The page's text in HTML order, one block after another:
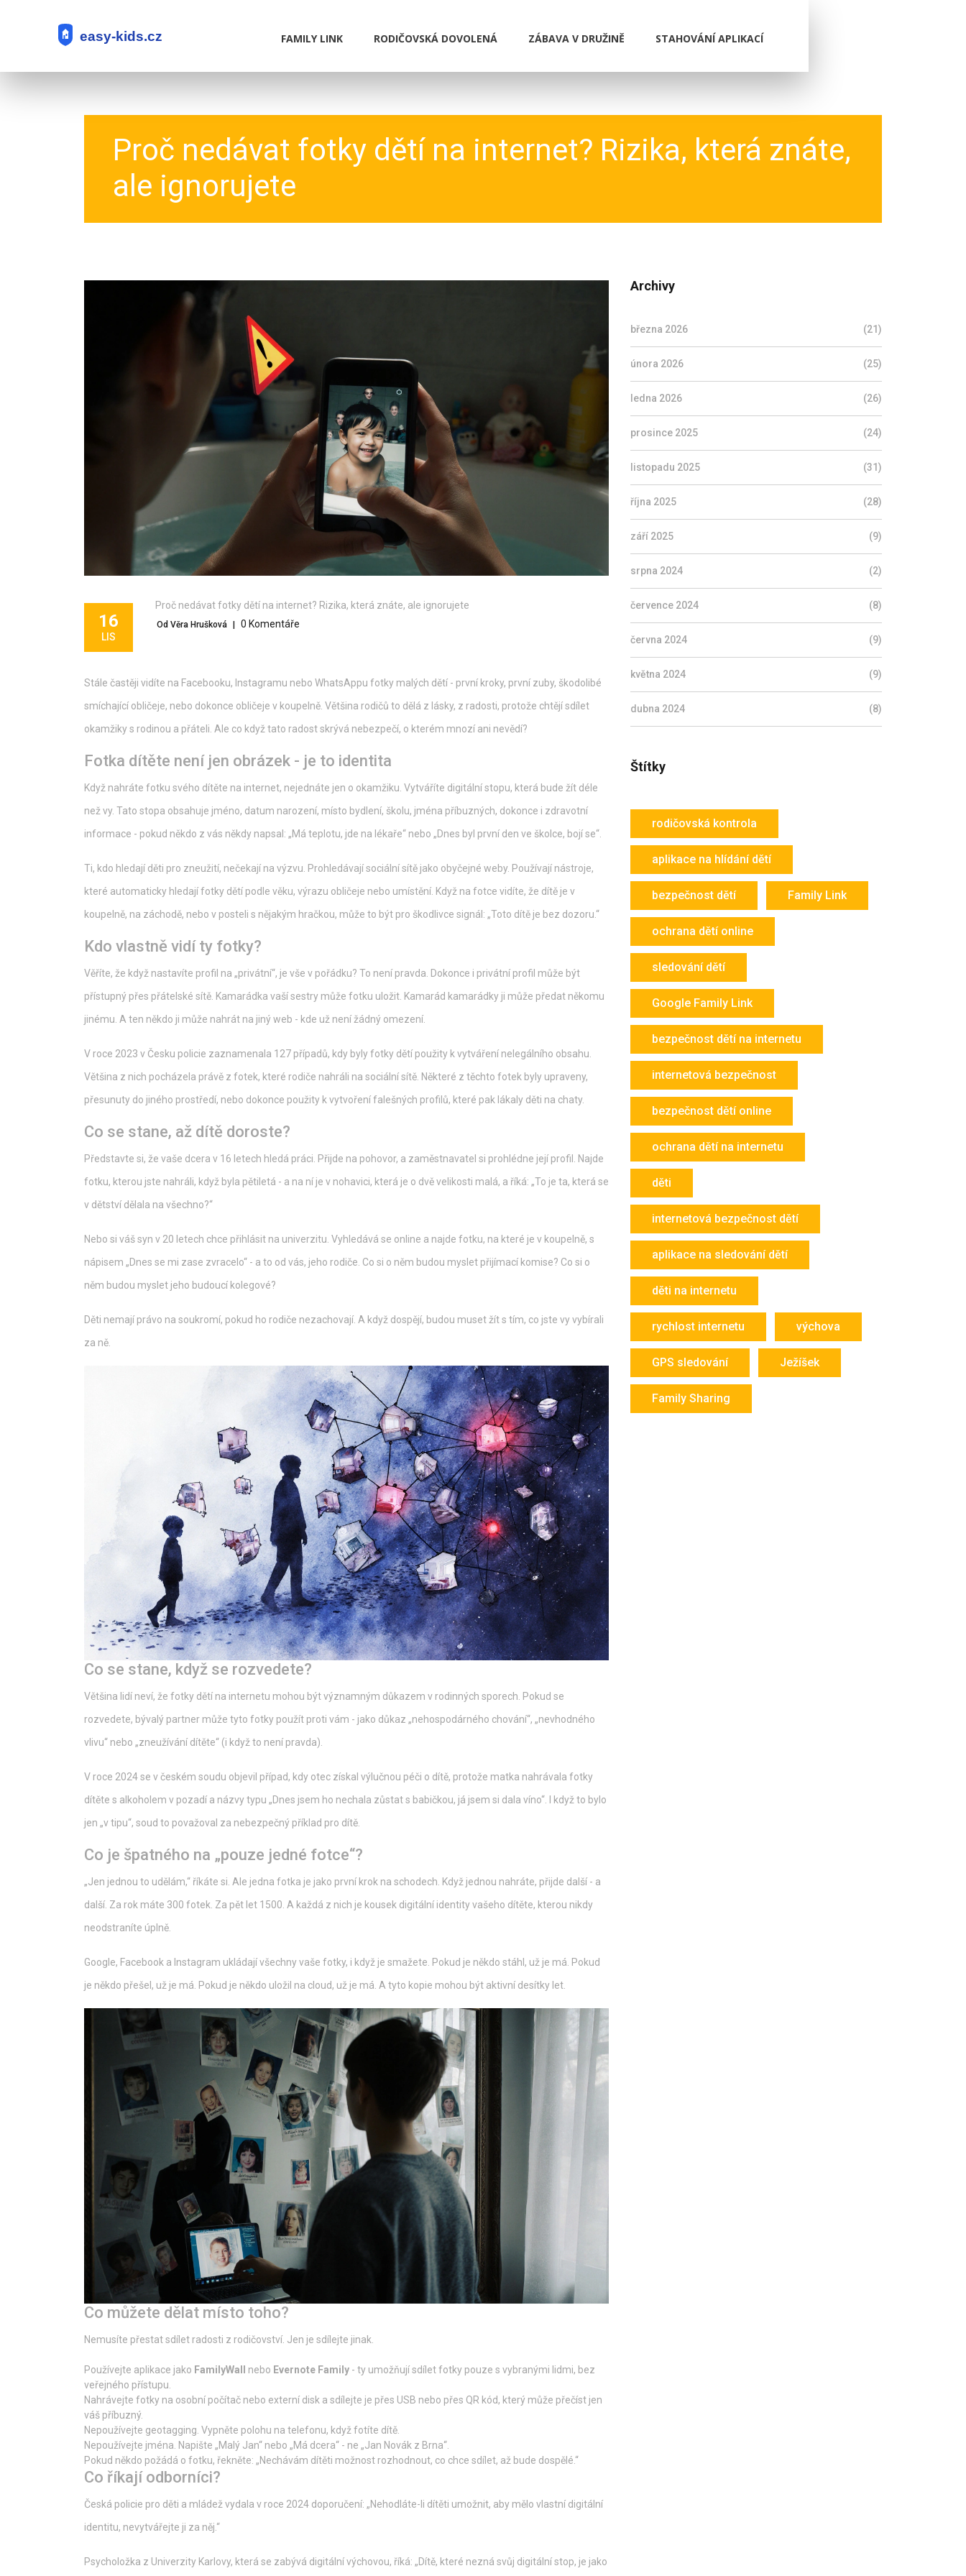
FAMILY LINK RODIČOVSKÁ DOVOLENÁ ZÁBAVA V DRUŽINĚ STAHOVÁNÍ APLIKACÍ
Proč nedávat fotky dětí na internet? Rizika, která znáte,
ale ignorujete
16
LIS
Proč nedávat fotky dětí na internet? Rizika, která znáte, ale ignorujete
Od Věra Hrušková | 0 Komentáře
Stále častěji vidíte na Facebooku, Instagramu nebo WhatsAppu fotky malých dětí - první kroky, první zuby, škodolibé
smíchající obličeje, nebo dokonce obličeje v koupelně. Většina rodičů to dělá z lásky, z radosti, protože chtějí sdílet
okamžiky s rodinou a přáteli. Ale co když tato radost skrývá nebezpečí, o kterém mnozí ani nevědí?
Fotka dítěte není jen obrázek - je to identita
Když nahráte fotku svého dítěte na internet, nejednáte jen o okamžiku. Vytváříte digitální stopu, která bude žít déle
než vy. Tato stopa obsahuje jméno, datum narození, místo bydlení, školu, jména příbuzných, dokonce i zdravotní
informace - pokud někdo z vás někdy napsal: „Má teplotu, jde na lékaře“ nebo „Dnes byl první den ve školce, bojí se“.
Ti, kdo hledají děti pro zneužití, nečekají na výzvu. Prohledávají sociální sítě jako obyčejné weby. Používají nástroje,
které automaticky hledají fotky dětí podle věku, výrazu obličeje nebo umístění. Když na fotce vidíte, že dítě je v
koupelně, na záchodě, nebo v posteli s nějakým hračkou, může to být pro škodlivce signál: „Toto dítě je bez dozoru.“
Kdo vlastně vidí ty fotky?
Věříte, že když nastavíte profil na „privátní“, je vše v pořádku? To není pravda. Dokonce i privátní profil může být
přístupný přes přátelské sítě. Kamarádka vaší sestry může fotku uložit. Kamarád kamarádky ji může předat někomu
jinému. A ten někdo ji může nahrát na jiný web - kde už není žádný omezení.
V roce 2023 v Česku policie zaznamenala 127 případů, kdy byly fotky dětí použity k vytváření nelegálního obsahu.
Většina z nich pocházela právě z fotek, které rodiče nahráli na sociální sítě. Některé z těchto fotek byly upraveny,
přesunuty do jiného prostředí, nebo dokonce použity k vytvoření falešných profilů, které pak lákaly děti na chaty.
Co se stane, až dítě doroste?
Představte si, že vaše dcera v 16 letech hledá práci. Přijde na pohovor, a zaměstnavatel si prohlédne její profil. Najde
fotku, kterou jste nahráli, když byla pětiletá - a na ní je v nohavici, která je o dvě velikosti malá, a říká: „To je ta, která se
v dětství dělala na všechno?“
Nebo si váš syn v 20 letech chce přihlásit na univerzitu. Vyhledává se online a najde fotku, na které je v koupelně, s
nápisem „Dnes se mi zase zvracelo“ - a to od vás, jeho rodiče. Co si o něm budou myslet přijímací komise? Co si o
něm budou myslet jeho budoucí kolegové?
Děti nemají právo na soukromí, pokud ho rodiče nezachovají. A když dospějí, budou muset žít s tím, co jste vy vybírali
za ně.
Co se stane, když se rozvedete?
Většina lidí neví, že fotky dětí na internetu mohou být významným důkazem v rodinných sporech. Pokud se
rozvedete, bývalý partner může tyto fotky použít proti vám - jako důkaz „nehospodárného chování“, „nevhodného
vlivu“ nebo „zneužívání dítěte“ (i když to není pravda).
V roce 2024 se v českém soudu objevil případ, kdy otec získal výlučnou péči o dítě, protože matka nahrávala fotky
dítěte s alkoholem v pozadí a názvy typu „Dnes jsem ho nechala zůstat s babičkou, já jsem si dala víno“. I když to bylo
jen „v tipu“, soud to považoval za nebezpečný příklad pro dítě.
Co je špatného na „pouze jedné fotce“?
„Jen jednou to udělám,“ říkáte si. Ale jedna fotka je jako první krok na schodech. Když jednou nahráte, přijde další - a
další. Za rok máte 300 fotek. Za pět let 1500. A každá z nich je kousek digitální identity vašeho dítěte, kterou nikdy
neodstraníte úplně.
Google, Facebook a Instagram ukládají všechny vaše fotky, i když je smažete. Pokud je někdo stáhl, už je má. Pokud
je někdo přešel, už je má. Pokud je někdo uložil na cloud, už je má. A tyto kopie mohou být aktivní desítky let.
Co můžete dělat místo toho?
Nemusíte přestat sdílet radosti z rodičovství. Jen je sdílejte jinak.
Používejte aplikace jako FamilyWall nebo Evernote Family - ty umožňují sdílet fotky pouze s vybranými lidmi, bez
veřejného přístupu.
Nahrávejte fotky na osobní počítač nebo externí disk a sdílejte je přes USB nebo přes QR kód, který může přečíst jen
váš příbuzný.
Nepoužívejte geotagging. Vypněte polohu na telefonu, když fotíte dítě.
Nepoužívejte jména. Napište „Malý Jan“ nebo „Má dcera“ - ne „Jan Novák z Brna“.
Pokud někdo požádá o fotku, řekněte: „Nechávám dítěti možnost rozhodnout, co chce sdílet, až bude dospělé.“
Co říkají odborníci?
Česká policie pro děti a mládež vydala v roce 2024 doporučení: „Nehodláte-li dítěti umožnit, aby mělo vlastní digitální
identitu, nevytvářejte ji za něj.“
Psycholožka z Univerzity Karlovy, která se zabývá digitální výchovou, říká: „Dítě, které nezná svůj digitální stop, je jako
Archivy
března 2026 (21)
února 2026 (25)
ledna 2026 (26)
prosince 2025 (24)
listopadu 2025 (31)
října 2025 (28)
září 2025 (9)
srpna 2024 (2)
července 2024 (8)
června 2024 (9)
května 2024 (9)
dubna 2024 (8)
Štítky
rodičovská kontrola
aplikace na hlídání dětí
bezpečnost dětí Family Link
ochrana dětí online
sledování dětí
Google Family Link
bezpečnost dětí na internetu
internetová bezpečnost
bezpečnost dětí online
ochrana dětí na internetu
děti
internetová bezpečnost dětí
aplikace na sledování dětí
děti na internetu
rychlost internetu výchova
GPS sledování Ježíšek
Family Sharing